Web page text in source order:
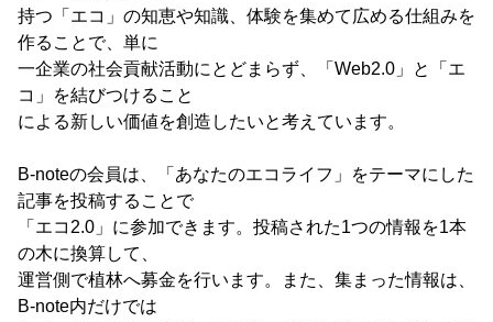
持つ「エコ」の知恵や知識、体験を集めて広める仕組みを
作ることで、単に
一企業の社会貢献活動にとどまらず、「Web2.0」と「エ
コ」を結びつけること
による新しい価値を創造したいと考えています。
B-noteの会員は、「あなたのエコライフ」をテーマにした
記事を投稿することで
「エコ2.0」に参加できます。投稿された1つの情報を1本
の木に換算して、
運営側で植林へ募金を行います。また、集まった情報は、
B-note内だけでは